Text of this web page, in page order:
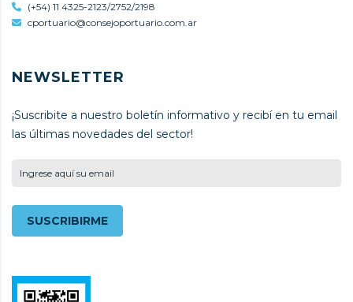
(+54) 11 4325-2123/2752/2198
cportuario@consejoportuario.com.ar
NEWSLETTER
¡Suscribite a nuestro boletín informativo y recibí en tu email
las últimas novedades del sector!